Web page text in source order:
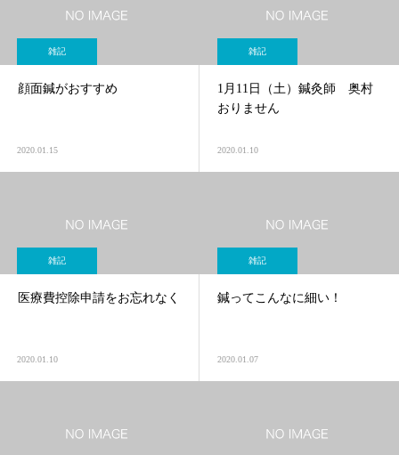
雑記
顔面鍼がおすすめ
2020.01.15
雑記
1月11日（土）鍼灸師 奥村
おりません
2020.01.10
雑記
医療費控除申請をお忘れなく
2020.01.10
雑記
鍼ってこんなに細い！
2020.01.07